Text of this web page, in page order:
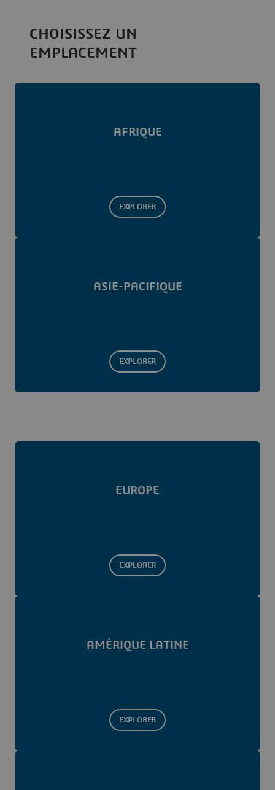
CHOISISSEZ UN
EMPLACEMENT
AFRIQUE
EXPLORER
ASIE-PACIFIQUE
EXPLORER
EUROPE
EXPLORER
AMÉRIQUE LATINE
EXPLORER